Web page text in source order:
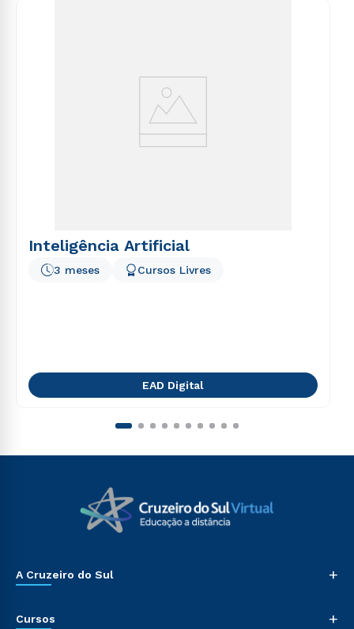
Inteligência Artificial
3 meses Cursos Livres
EAD Digital
A Cruzeiro do Sul +
Cursos +